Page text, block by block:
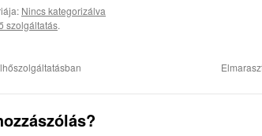
Nincs kategorizálva
szolgáltatás.